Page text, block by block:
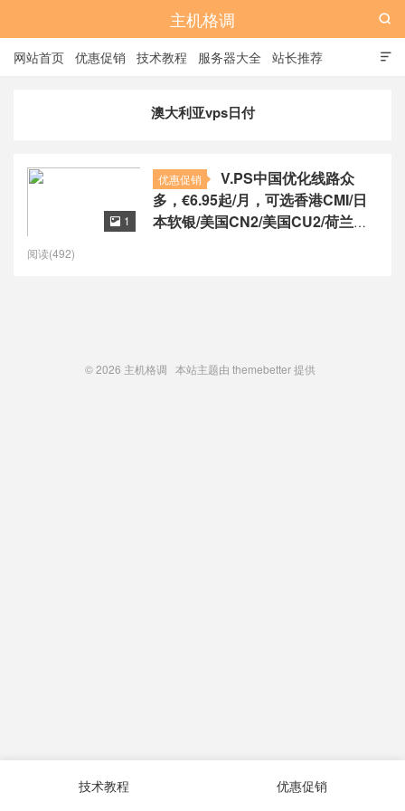
主机格调

网站首页 优惠促销 技术教程 服务器大全 站长推荐

澳大利亚vps日付
优惠促销
V.PS中国优化线路众
多，€6.95起/月，可选香港CMI/日
本软银/美国CN2/美国CU2/荷兰
 1
阅读(492)
© 2026 主机格调 本站主题由 themebetter提供
技术教程 优惠促销